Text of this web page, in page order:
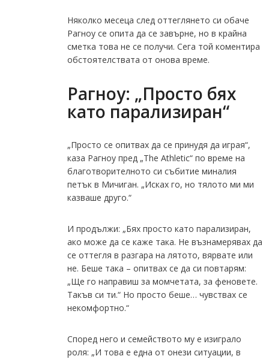
Няколко месеца след оттеглянето си обаче
Рагноу се опита да се завърне, но в крайна
сметка това не се получи. Сега той коментира
обстоятелствата от онова време.
Рагноу: „Просто бях
като парализиран“
„Просто се опитвах да се принудя да играя“,
каза Рагноу пред „The Athletic“ по време на
благотворителното си събитие миналия
петък в Мичиган. „Исках го, но тялото ми ми
казваше друго.“
И продължи: „Бях просто като парализиран,
ако може да се каже така. Не възнамерявах да
се оттегля в разгара на лятото, вярвате или
не. Беше така – опитвах се да си повтарям:
„Ще го направиш за момчетата, за феновете.
Такъв си ти.“ Но просто беше… чувствах се
некомфортно.“
Според него и семейството му е изиграло
роля: „И това е една от онези ситуации, в